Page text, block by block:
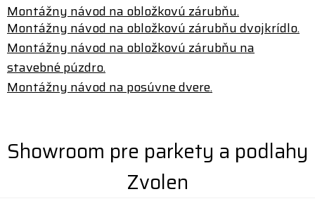
Montážny návod na obložkovú zárubňu.
Montážny návod na obložkovú zárubňu dvojkrídlo.
Montážny návod na obložkovú zárubňu na
stavebné púzdro.
Montážny návod na posúvne dvere.
Showroom pre parkety a podlahy
Zvolen